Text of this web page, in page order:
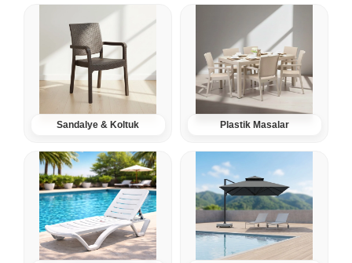
Sandalye & Koltuk Plastik Masalar